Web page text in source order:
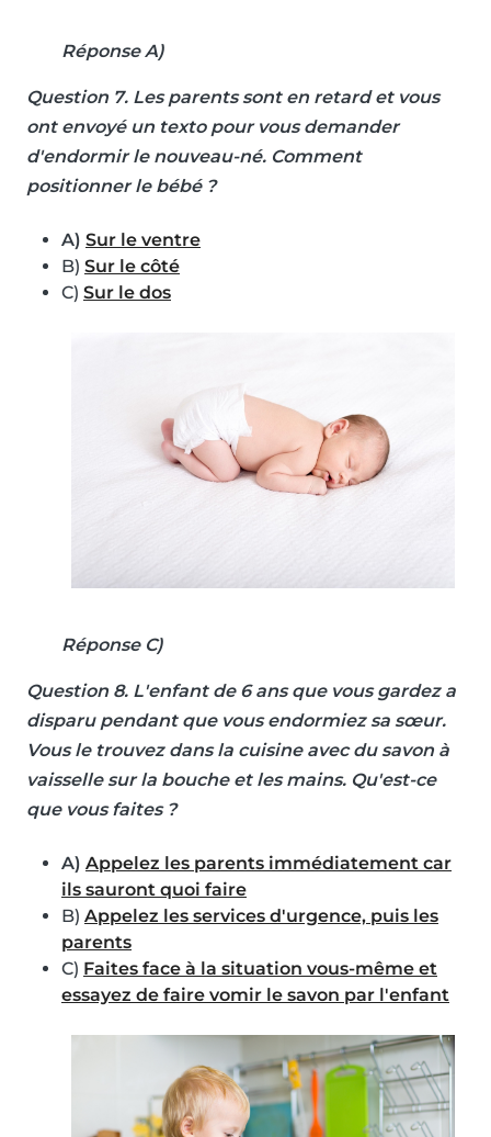
Réponse A)
Question 7. Les parents sont en retard et vous
ont envoyé un texto pour vous demander
d'endormir le nouveau-né. Comment
positionner le bébé ?
A) Sur le ventre
B) Sur le côté
C) Sur le dos
Réponse C)
Question 8. L'enfant de 6 ans que vous gardez a
disparu pendant que vous endormiez sa sœur.
Vous le trouvez dans la cuisine avec du savon à
vaisselle sur la bouche et les mains. Qu'est-ce
que vous faites ?
A) Appelez les parents immédiatement car
ils sauront quoi faire
B) Appelez les services d'urgence, puis les
parents
C) Faites face à la situation vous-même et
essayez de faire vomir le savon par l'enfant